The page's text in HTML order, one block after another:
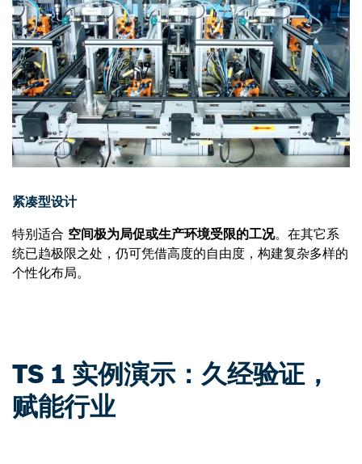
紧凑型设计
特别适合 空间极为局促或生产环境受限的工况。在其它系
统已趋极限之处，仍可凭借高度的自由度，构建复杂多样的
个性化布局。
TS 1 实例演示：久经验证，
赋能行业